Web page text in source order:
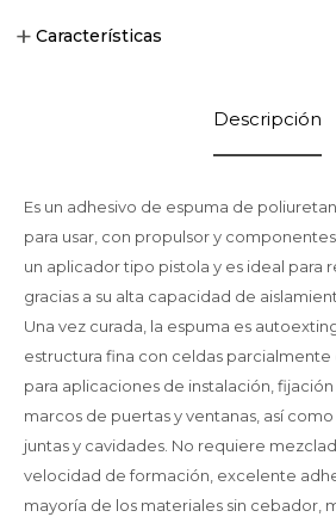
Características
Descripción
Es un adhesivo de espuma de
para usar, con propulsor y
un aplicador tipo pistola y es ideal para
gracias a su alta capacidad de
Una vez curada, la espuma es
estructura fina con celdas parcialmente
para aplicaciones de instalación,
marcos de puertas y ventanas, así
juntas y cavidades. No requiere
velocidad de formación, excelente
mayoría de los materiales sin cebador,